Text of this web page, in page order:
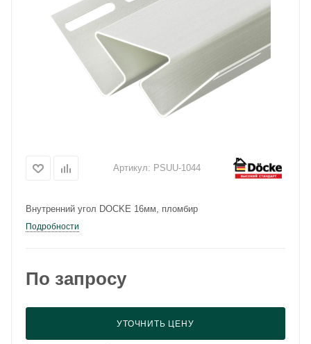
Артикул: PSUU-1044
Внутренний угол DOCKE 16мм, пломбир
Подробности
По запросу
УТОЧНИТЬ ЦЕНУ